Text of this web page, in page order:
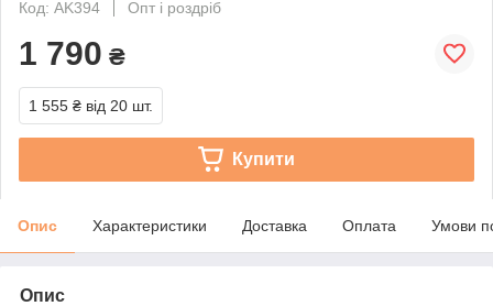
Код: AK394
Опт і роздріб
1 790 ₴
1 555 ₴ від 20 шт.
Купити
Опис Характеристики Доставка Оплата Умови
Опис